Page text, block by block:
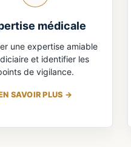
médicale
une expertise amiable
et identifier les
de vigilance.
SAVOIR PLUS